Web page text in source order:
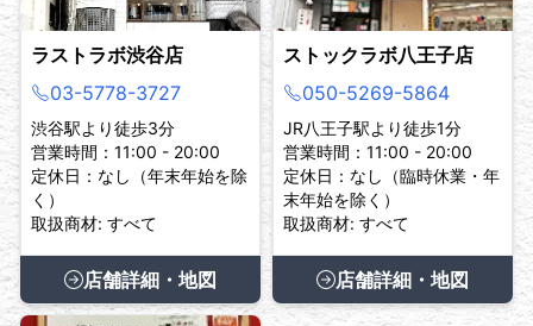
ラストラボ渋谷店
03-5778-3727
渋谷駅より徒歩3分
営業時間：11:00 - 20:00
定休日：なし（年末年始を除
く）
取扱商材: すべて
店舗詳細・地図
ストックラボ八王子店
050-5269-5864
JR八王子駅より徒歩1分
営業時間：11:00 - 20:00
定休日：なし（臨時休業・年
末年始を除く）
取扱商材: すべて
店舗詳細・地図